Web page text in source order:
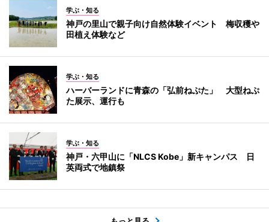
学ぶ・知る
神戸の里山で親子向け自然体験イベント 梅収穫や
田植え体験など
学ぶ・知る
ハーバーランドに青森の「弘前ねぷた」 大型ねぷ
た展示、運行も
学ぶ・知る
神戸・六甲山に「NLCS Kobe」新キャンパス 日
英両式で地鎮祭